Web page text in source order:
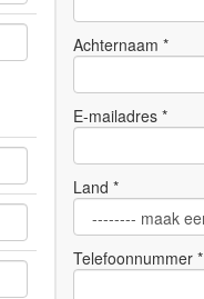
Achternaam *
E-mailadres *
Land *
Telefoonnummer *